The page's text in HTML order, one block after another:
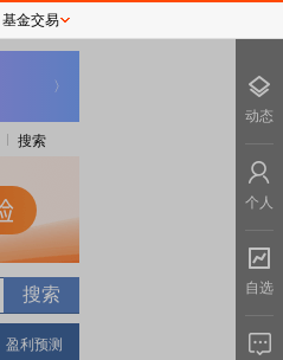
搜索
盈利预测
基金交易
动态
个人
自选